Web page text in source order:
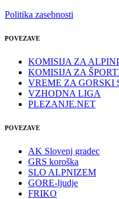
Politika zasebnosti
POVEZAVE
KOMISIJA ZA
KOMISIJA ZA
VREME ZA GORSKI
VZHODNA LIGA
PLEZANJE.NET
POVEZAVE
AK Slovenj gradec
GRS koroška
SLO ALPNIZEM
GORE-ljudje
FRIKO